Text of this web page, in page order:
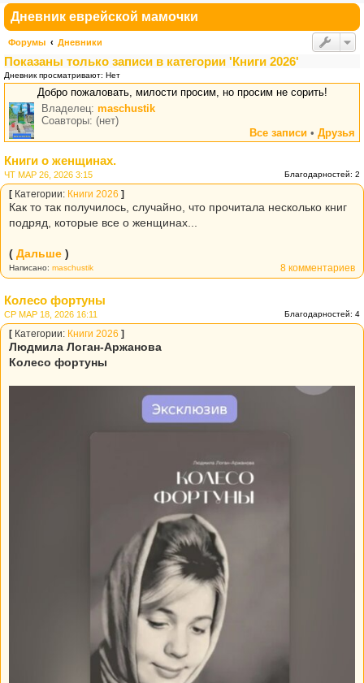
Дневник еврейской мамочки
Форумы Дневники
Показаны только записи в категории 'Книги 2026'
Дневник просматривают: Нет
Добро пожаловать, милости просим, но просим не сорить!
Владелец: maschustik
Соавторы: (нет)
Все записи • Друзья
Книги о женщинах.
Благодарностей: 2
ЧТ МАР 26, 2026 3:15
[ Категории: Книги 2026 ]
Как то так получилось, случайно, что прочитала несколько книг
подряд, которые все о женщинах...
( Дальше )
8 комментариев
Написано: maschustik
Колесо фортуны
Благодарностей: 4
СР МАР 18, 2026 16:11
[ Категории: Книги 2026 ]
Людмила Логан-Аржанова
Колесо фортуны